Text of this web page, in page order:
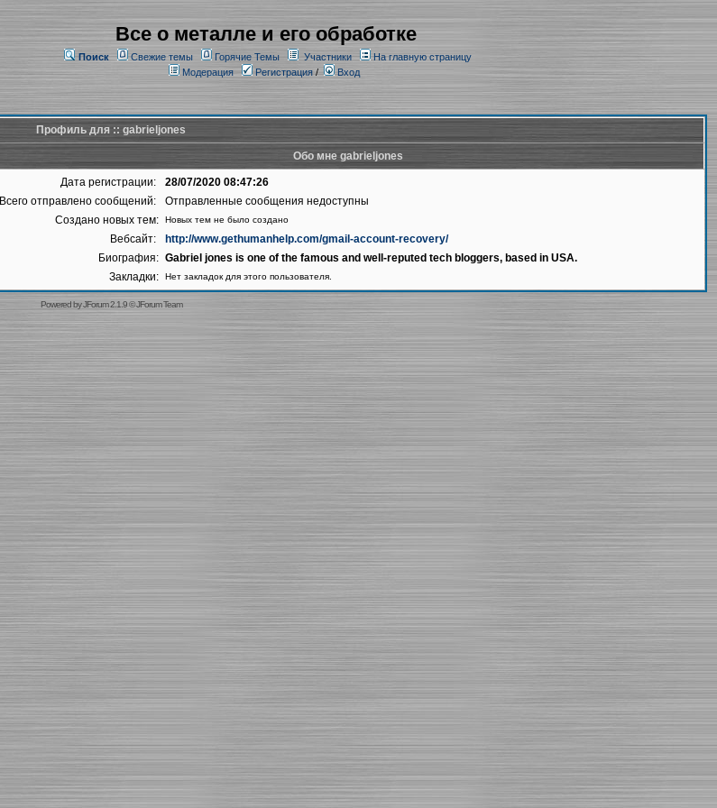
Все о металле и его обработке
Поиск Свежие темы Горячие Темы Участники
На главную страницу
Модерация
Регистрация/ Вход
Профиль для :: gabrieljones
Обо мне gabrieljones
Дата регистрации:
28/07/2020 08:47:26
Всего отправлено сообщений:
Отправленные сообщения недоступны
Создано новых тем:
Новых тем не было создано
Вебсайт:
http://www.gethumanhelp.com/gmail-account-recovery/
Биография: Gabriel jones is one of the famous and well-reputed tech bloggers, based in USA.
Закладки:
Нет закладок для этого пользователя.
Powered byJForum 2.1.9©JForum Team